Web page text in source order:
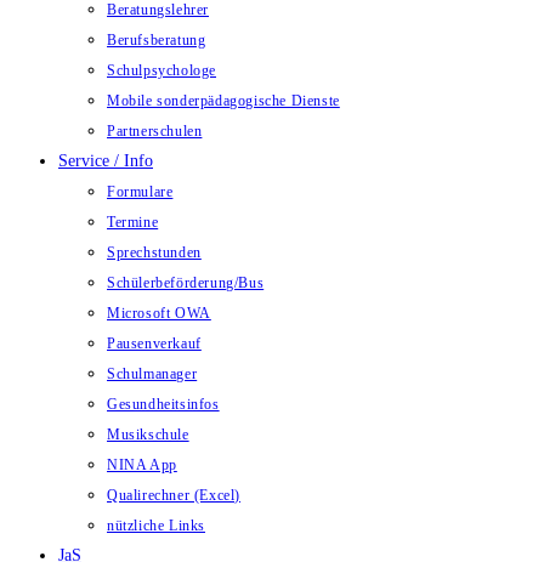
Beratungslehrer
Berufsberatung
Schulpsychologe
Mobile sonderpädagogische Dienste
Partnerschulen
Service / Info
Formulare
Termine
Sprechstunden
Schülerbeförderung/Bus
Microsoft OWA
Pausenverkauf
Schulmanager
Gesundheitsinfos
Musikschule
NINA App
Qualirechner (Excel)
nützliche Links
JaS